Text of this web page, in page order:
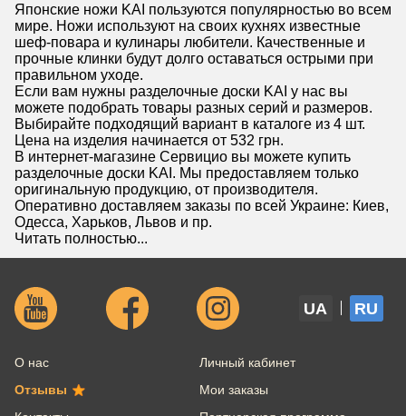
Японские ножи KAI пользуются популярностью во всем
мире. Ножи используют на своих кухнях известные
шеф-повара и кулинары любители. Качественные и
прочные клинки будут долго оставаться острыми при
правильном уходе.
Если вам нужны разделочные доски KAI у нас вы
можете подобрать товары разных серий и размеров.
Выбирайте подходящий вариант в каталоге из 4 шт.
Цена на изделия начинается от 532 грн.
В интернет-магазине Сервицио вы можете купить
разделочные доски KAI. Мы предоставляем только
оригинальную продукцию, от производителя.
Оперативно доставляем заказы по всей Украине: Киев,
Одесса, Харьков, Львов и пр.
Читать полностью...
UA RU
О нас
Отзывы
Личный кабинет
Мои заказы